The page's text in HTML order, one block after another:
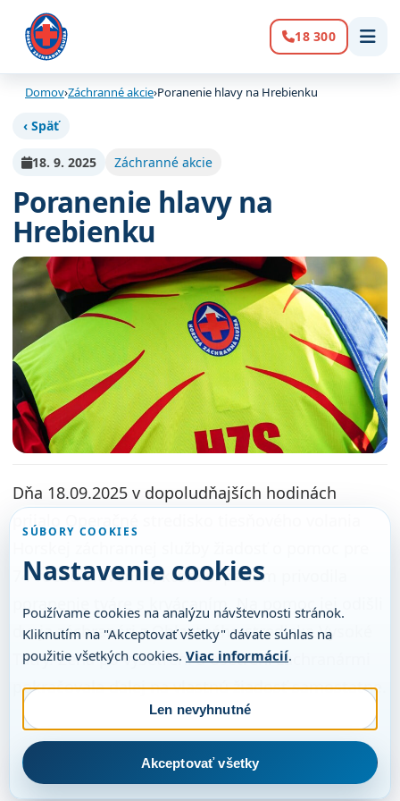
Volanie:
18 300
Domov›Záchranné akcie›Poranenie hlavy na Hrebienku
‹ Späť
18. 9. 2025 Záchranné akcie
Poranenie hlavy na
Hrebienku
Dňa 18.09.2025 v dopoludňajších hodinách
prijalo Operačné stredisko tiesňového volania
74-ročnú Slovenku, ktorá si pádom privodila
poranenie tváre s krvácaním. Na pomoc jej odišli
dvaja záchranári z Oblastného strediska Vysoké
Tatry. Žena po vyšetrení a ošetrení záchranármi
pokračovala ďalej na vlastnú žiadosť samostatne.
SÚBORY COOKIES
Nastavenie cookies
Používame cookies na analýzu návštevnosti stránok.
Kliknutím na "Akceptovať všetky" dávate súhlas na
použitie všetkých cookies. Viac informácií.
Len nevyhnutné
Akceptovať všetky